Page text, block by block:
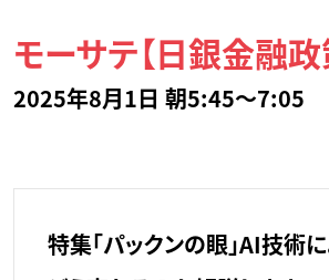
モーサテ【日銀金融
2025年8月1日 朝5:45～7:05
特集「パックンの眼」AI技術